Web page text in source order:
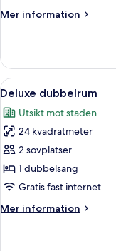
Mer information
Mer
för
familj
(Standard)
Öppna
alla
foton
för
Deluxe
dubbelrum
10
Deluxe dubbelrum
Utsikt mot staden
24 kvadratmeter
2 sovplatser
1 dubbelsäng
Gratis fast internet
Mer information
Mer